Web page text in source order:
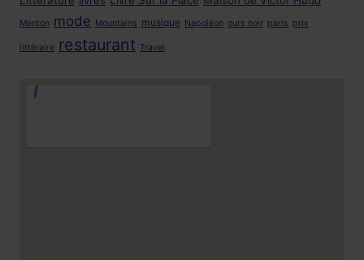
Menton mode Mountains musique Napoléon ours noir paris prix
littéraire restaurant Travel